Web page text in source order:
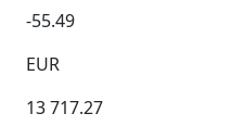
-55.49
EUR
13 717.27